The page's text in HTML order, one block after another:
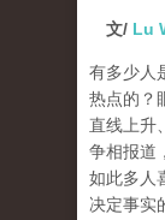
文/ Lu
有多少人
热点的？
直线上升
争相报道
如此多人
决定事实